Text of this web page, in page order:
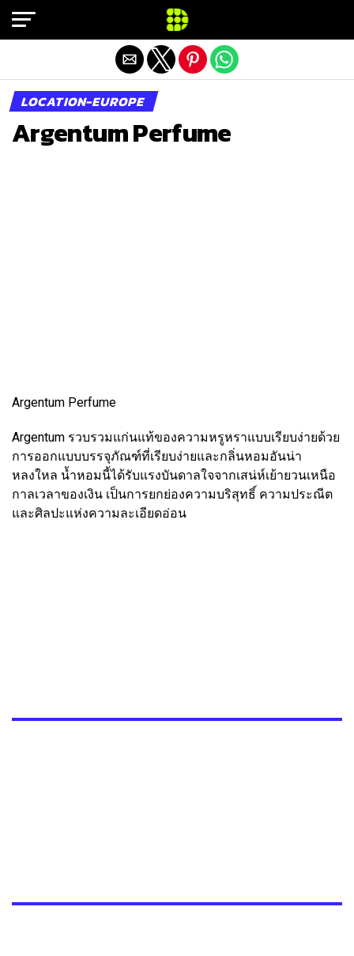
LOCATION-EUROPE
Argentum Perfume
Argentum Perfume
Argentum รวบรวมแก่นแท้ของความหรูหราแบบเรียบง่ายด้วย
การออกแบบบรรจุภัณฑ์ที่เรียบง่ายและกลิ่นหอมอันน่า
หลงใหล น้ำหอมนี้ได้รับแรงบันดาลใจจากเสน่ห์เย้ายวนเหนือ
กาลเวลาของเงิน เป็นการยกย่องความบริสุทธิ์ ความประณีต
และศิลปะแห่งความละเอียดอ่อน
Exit mobile version